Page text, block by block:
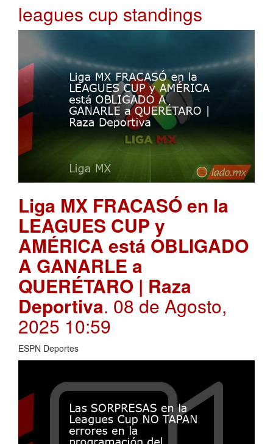
leagues cup standings
Liga MX FRACASÓ en la
LEAGUES CUP y
AMÉRICA está OBLIGADO
A GANARLE a
QUERÉTARO | Raza
Deportiva. 08 de Agosto,
2025 10:59
ESPN Deportes